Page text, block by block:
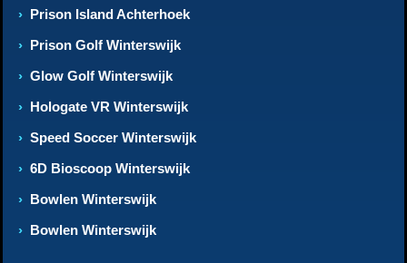
Prison Island Achterhoek
Prison Golf Winterswijk
Glow Golf Winterswijk
Hologate VR Winterswijk
Speed Soccer Winterswijk
6D Bioscoop Winterswijk
Bowlen Winterswijk
Bowlen Winterswijk